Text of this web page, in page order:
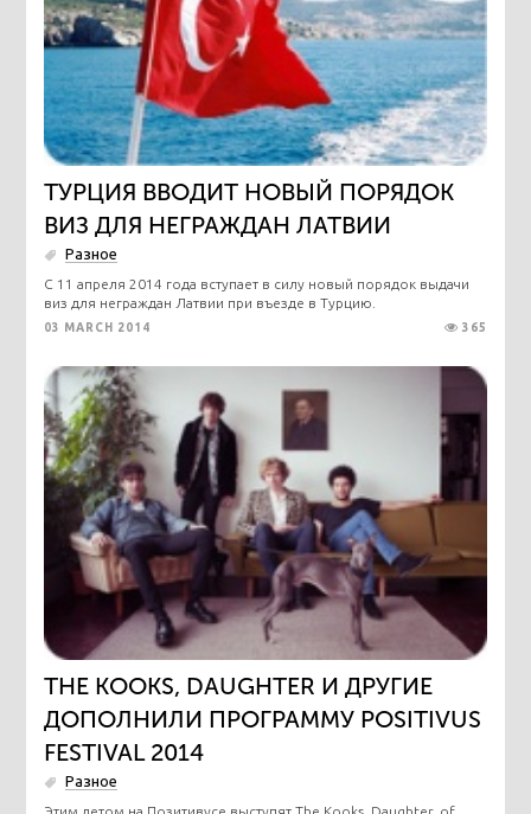
ТУРЦИЯ ВВОДИТ НОВЫЙ ПОРЯДОК
ВИЗ ДЛЯ НЕГРАЖДАН ЛАТВИИ
Разное
С 11 апреля 2014 года вступает в силу новый порядок выдачи
виз для неграждан Латвии при въезде в Турцию.
03 MARCH 2014 365
THE KOOKS, DAUGHTER И ДРУГИЕ
ДОПОЛНИЛИ ПРОГРАММУ POSITIVUS
FESTIVAL 2014
Разное
Этим летом на Позитивусе выступят The Kooks, Daughter, of